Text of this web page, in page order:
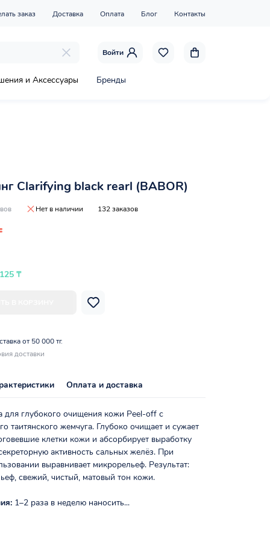
заказ Доставка Оплата Блог Контакты
Войти
и Аксессуары Бренды
Clarifying black rearl (BABOR)
Нет в наличии 132 заказов
₸
от 50 000 тг.
доставки
Оплата и доставка
глубокого очищения кожи Peel-off с
таитянского жемчуга. Глубоко очищает и сужает
клетки кожи и абсорбирует выработку
активность сальных желёз. При
выравнивает микрорельеф. Результат:
свежий, чистый, матовый тон кожи.
1–2 раза в неделю наносить...